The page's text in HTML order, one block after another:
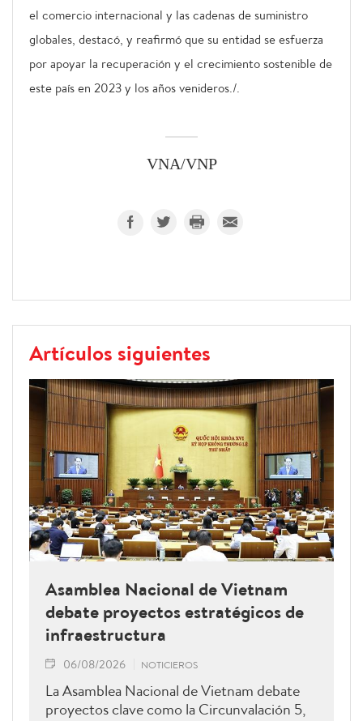
el comercio internacional y las cadenas de suministro
globales, destacó, y reafirmó que su entidad se esfuerza
por apoyar la recuperación y el crecimiento sostenible de
este país en 2023 y los años venideros./.
VNA/VNP
Artículos siguientes
Asamblea Nacional de Vietnam
debate proyectos estratégicos de
infraestructura
06/08/2026 NOTICIEROS
La Asamblea Nacional de Vietnam debate
proyectos clave como la Circunvalación 5,